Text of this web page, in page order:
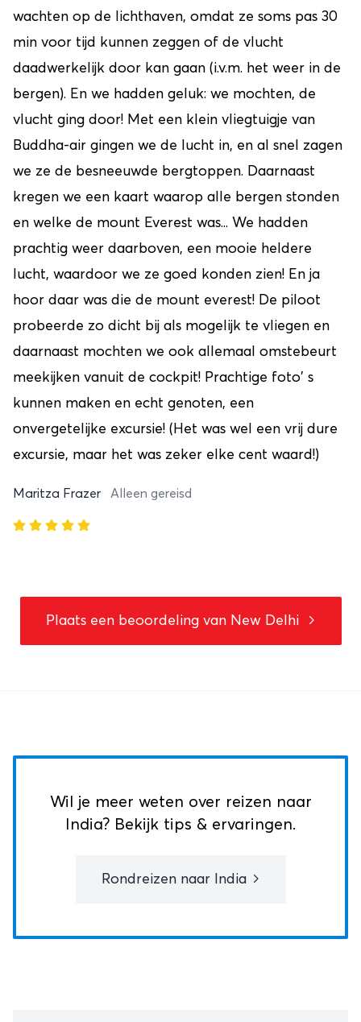
wachten op de lichthaven, omdat ze soms pas 30
min voor tijd kunnen zeggen of de vlucht
daadwerkelijk door kan gaan (i.v.m. het weer in de
bergen). En we hadden geluk: we mochten, de
vlucht ging door! Met een klein vliegtuigje van
Buddha-air gingen we de lucht in, en al snel zagen
we ze de besneeuwde bergtoppen. Daarnaast
kregen we een kaart waarop alle bergen stonden
en welke de mount Everest was... We hadden
prachtig weer daarboven, een mooie heldere
lucht, waardoor we ze goed konden zien! En ja
hoor daar was die de mount everest! De piloot
probeerde zo dicht bij als mogelijk te vliegen en
daarnaast mochten we ook allemaal omstebeurt
meekijken vanuit de cockpit! Prachtige foto' s
kunnen maken en echt genoten, een
onvergetelijke excursie! (Het was wel een vrij dure
excursie, maar het was zeker elke cent waard!)
Maritza Frazer Alleen gereisd
Plaats een beoordeling van New Delhi
Wil je meer weten over reizen naar
India? Bekijk tips & ervaringen.
Rondreizen naar India